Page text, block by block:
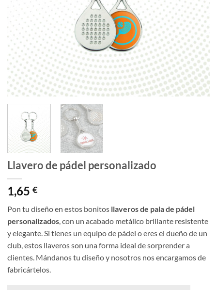
Llavero de pádel personalizado
1,65 €
Pon tu diseño en estos bonitos llaveros de pala de pádel
personalizados , con un acabado metálico brillante resistente
y elegante. Si tienes un equipo de pádel o eres el dueño de un
club, estos llaveros son una forma ideal de sorprender a
clientes. Mándanos tu diseño y nosotros nos encargamos de
fabricártelos.